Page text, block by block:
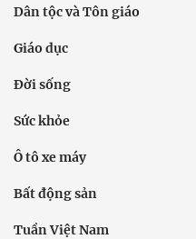
Dân tộc và Tôn giáo
Giáo dục
Đời sống
Sức khỏe
Ô tô xe máy
Bất động sản
Tuần Việt Nam